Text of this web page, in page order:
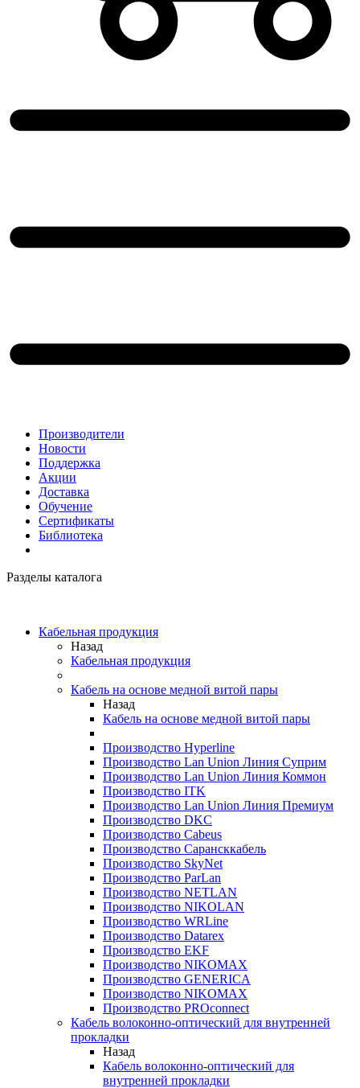
Производители
Новости
Поддержка
Акции
Доставка
Обучение
Сертификаты
Библиотека
Разделы каталога
Кабельная продукция
Назад
Кабельная продукция
Кабель на основе медной витой пары
Назад
Кабель на основе медной витой пары
Производство Hyperline
Производство Lan Union Линия Суприм
Производство Lan Union Линия Коммон
Производство ITK
Производство Lan Union Линия Премиум
Производство DKC
Производство Cabeus
Производство Сарансккабель
Производство SkyNet
Производство ParLan
Производство NETLAN
Производство NIKOLAN
Производство WRLine
Производство Datarex
Производство EKF
Производство NIKOMAX
Производство GENERICA
Производство NIKOMAX
Производство PROconnect
Кабель волоконно-оптический для внутренней
прокладки
Назад
Кабель волоконно-оптический для
внутренней прокладки